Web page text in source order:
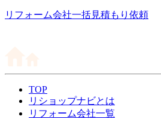
リフォーム会社一括見積もり依頼
TOP
リショップナビとは
リフォーム会社一覧